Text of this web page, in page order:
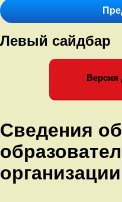
записям
Левый сайдбар
Сведения об
организации